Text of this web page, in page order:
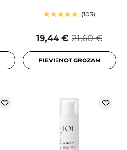
103
21,60 €
19,44 €
PIEVIENOT GROZAM